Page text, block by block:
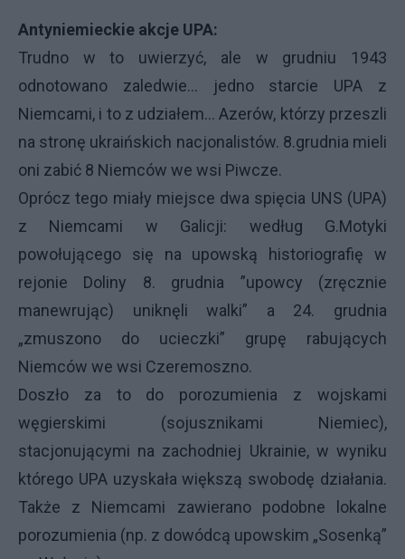
Antyniemieckie akcje UPA:
Trudno w to uwierzyć, ale w grudniu 1943
odnotowano zaledwie… jedno starcie UPA z
Niemcami, i to z udziałem… Azerów, którzy przeszli
na stronę ukraińskich nacjonalistów. 8.grudnia mieli
oni zabić 8 Niemców we wsi Piwcze.
Oprócz tego miały miejsce dwa spięcia UNS (UPA)
z Niemcami w Galicji: według G.Motyki
powołującego się na upowską historiografię w
rejonie Doliny 8. grudnia ”upowcy (zręcznie
manewrując) uniknęli walki” a 24. grudnia
„zmuszono do ucieczki” grupę rabujących
Niemców we wsi Czeremoszno.
Doszło za to do porozumienia z wojskami
węgierskimi (sojusznikami Niemiec),
stacjonującymi na zachodniej Ukrainie, w wyniku
którego UPAuzyskała większą swobodę działania.
Także z Niemcami zawierano podobne lokalne
porozumienia (np. z dowódcą upowskim „Sosenką”